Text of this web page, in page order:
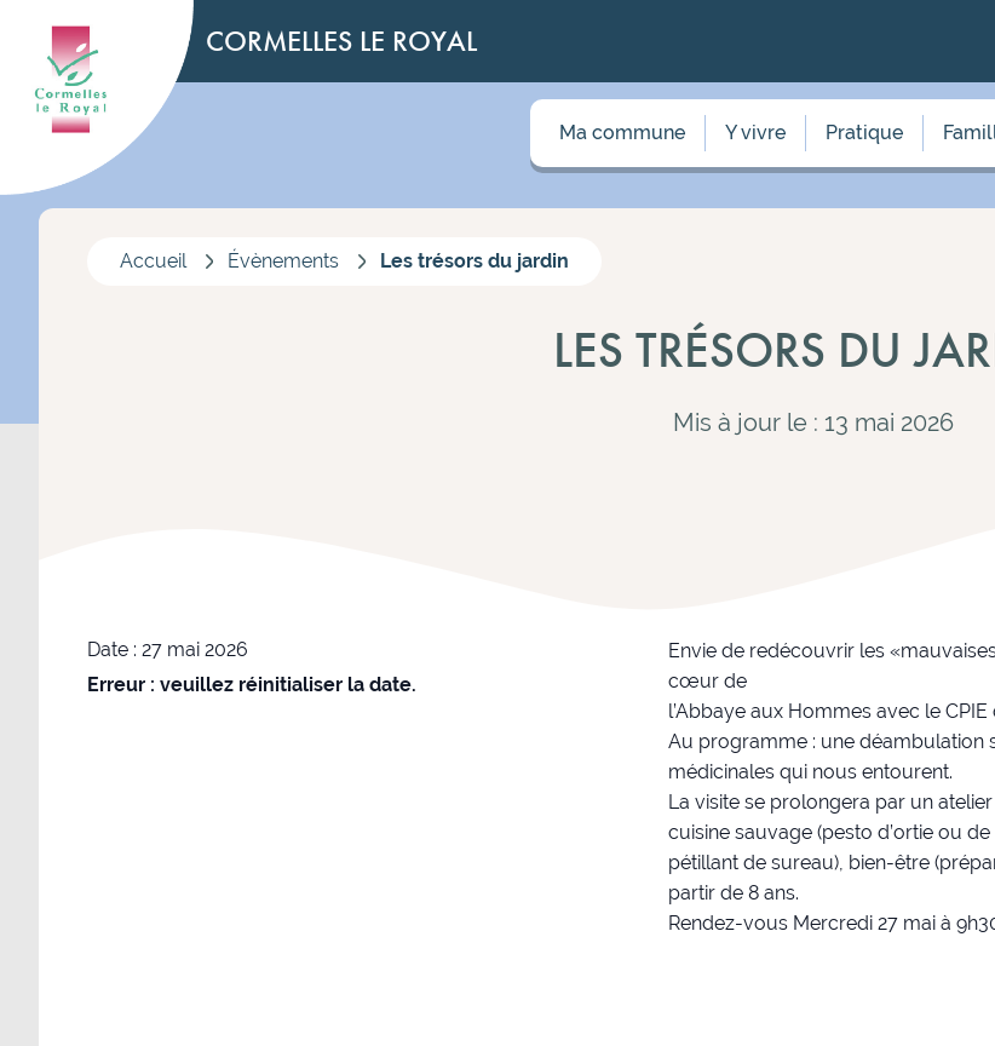
CORMELLES LE ROYAL
Ma commune Y vivre Pratique
Accueil Évènements Les trésors du jardin
LES TRÉSORS DU
Mis à jour le : 13 mai 2026
Date : 27 mai 2026
Erreur : veuillez réinitialiser la date.
Envie de redécouvrir les
cœur de
l’Abbaye aux Hommes avec le CPIE
Au programme : une déambulation
médicinales qui nous entourent.
La visite se prolongera par un
cuisine sauvage (pesto d’ortie ou
pétillant de sureau), bien-être
partir de 8 ans.
Rendez-vous Mercredi 27 mai à